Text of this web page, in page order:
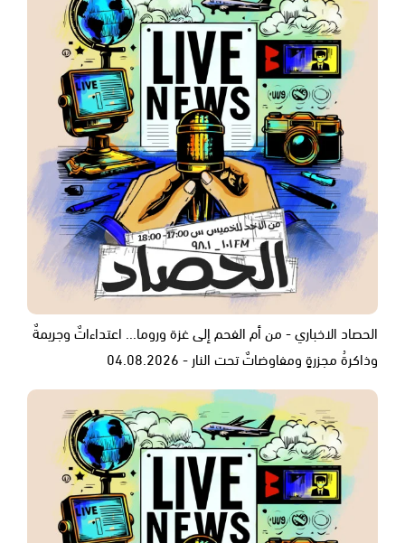
الحصاد الاخباري - من أم الفحم إلى غزة وروما... اعتداءاتٌ وجريمةٌ
وذاكرةُ مجزرةٍ ومفاوضاتٌ تحت النار - 04.08.2026